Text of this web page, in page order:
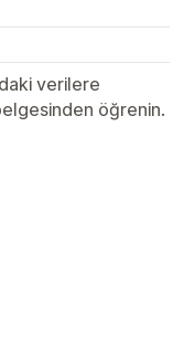
verilere
öğrenin.